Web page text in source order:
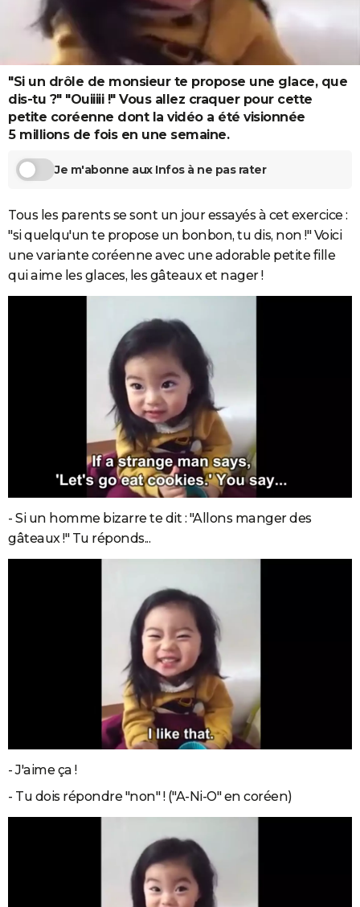
Destinations
City break
Voyage nature
Voyage de noces
Forum
PHOTO
GUIDES D'ACHAT
BONS PLANS
CARTE DE VOEUX
Dictionnaire
Biographies
Citations
Expressions
Proverbes
PROGRAMME TV
COPAINS D'AVANT
S'inscrire
Se connecter
Lycées
Collèges
Primaires
Universités
Entreprises
Service militaire
Avis de recherche
AVIS DE DÉCÈS
FORUM
"Si un drôle de monsieur te propose une glace, que
dis-tu ?" "Ouiiiii !" Vous allez craquer pour cette
petite coréenne dont la vidéo a été visionnée
5 millions de fois en une semaine.
Je m'abonne aux Infos à ne pas rater
Tous les parents se sont un jour essayés à cet exercice :
"si quelqu'un te propose un bonbon, tu dis, non !" Voici
une variante coréenne avec une adorable petite fille
qui aime les glaces, les gâteaux et nager !
- Si un homme bizarre te dit : "Allons manger des
gâteaux !" Tu réponds...
- J'aime ça !
- Tu dois répondre "non" ! ("A-Ni-O" en coréen)